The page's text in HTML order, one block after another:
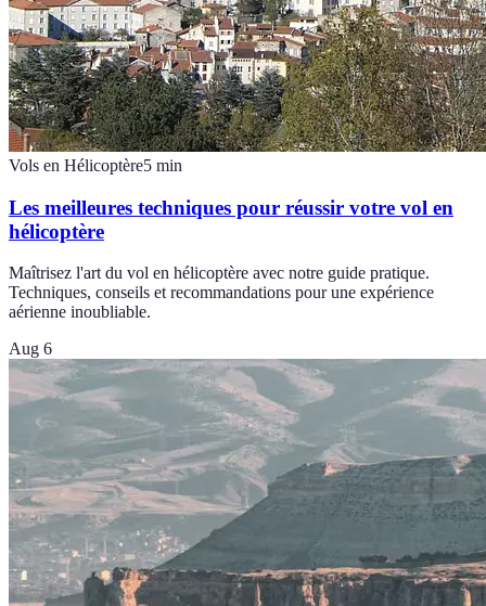
Vols en Hélicoptère5 min
Les meilleures techniques pour réussir votre vol en
hélicoptère
Maîtrisez l'art du vol en hélicoptère avec notre guide pratique.
Techniques, conseils et recommandations pour une expérience
aérienne inoubliable.
Aug 6